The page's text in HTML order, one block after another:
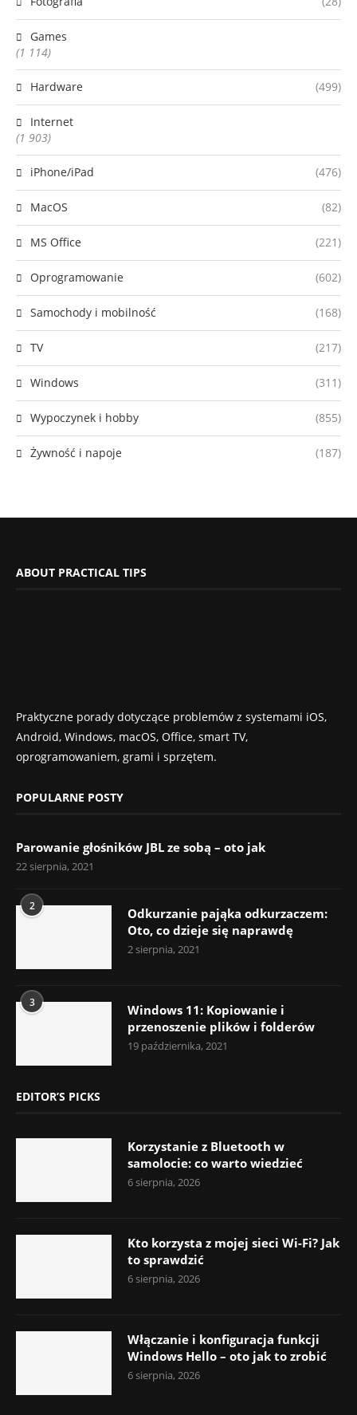
Games
(1 114)
Hardware (499)
Internet
(1 903)
iPhone/iPad (476)
MacOS (82)
MS Office (221)
Oprogramowanie (602)
Samochody i mobilność (168)
TV (217)
Windows (311)
Wypoczynek i hobby (855)
Żywność i napoje (187)
ABOUT PRACTICAL TIPS
Praktyczne porady dotyczące problemów z systemami iOS,
Android, Windows, macOS, Office, smart TV,
oprogramowaniem, grami i sprzętem.
POPULARNE POSTY
Parowanie głośników JBL ze sobą – oto jak
22 sierpnia, 2021
2
Odkurzanie pająka odkurzaczem:
Oto, co dzieje się naprawdę
2 sierpnia, 2021
3
Windows 11: Kopiowanie i
przenoszenie plików i folderów
19 października, 2021
EDITOR’S PICKS
Korzystanie z Bluetooth w
samolocie: co warto wiedzieć
6 sierpnia, 2026
Kto korzysta z mojej sieci Wi-Fi? Jak
to sprawdzić
6 sierpnia, 2026
Włączanie i konfiguracja funkcji
Windows Hello – oto jak to zrobić
6 sierpnia, 2026